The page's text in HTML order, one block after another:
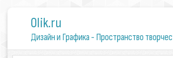
0lik.ru
Дизайн и Графика - Пространство